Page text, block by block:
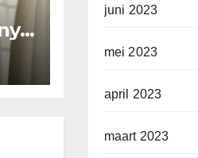
juni 2023
mei 2023
april 2023
maart 2023